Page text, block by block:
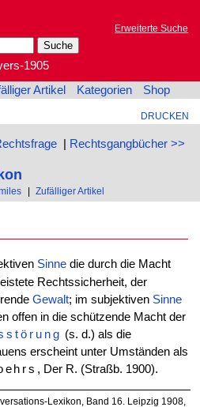
Erweiterte Suche
1905
Artikel Kategorien Shop
DRUCKEN
| Rechtsgangbücher >>
Zufälliger Artikel
Sinnedie durch die Macht
Rechtssicherheit, der
Gewalt; im subjektiven Sinne
offen in die schützende Macht der
(s. d.) als die
erscheint unter Umständen als
, Der R. (Straßb. 1900).
Lexikon, Band 16. Leipzig 1908,